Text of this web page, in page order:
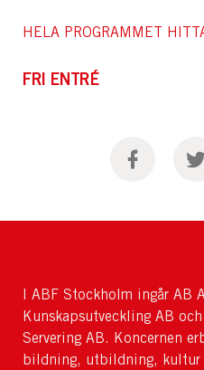
HELA PROGRAMMET
FRI ENTRÉ
I ABF Stockholm ingår AB
Kunskapsutveckling AB
Servering AB. Koncernen
bildning, utbildning, kultur